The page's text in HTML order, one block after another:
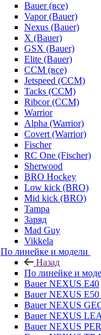
Bauer (все)
Vapor (Bauer)
Nexus (Bauer)
X (Bauer)
GSX (Bauer)
Elite (Bauer)
CCM (все)
Jetspeed (CCM)
Tacks (CCM)
Ribcor (CCM)
Warrior
Alpha (Warrior)
Covert (Warrior)
Fischer
RC One (Fischer)
Sherwood
BRO Hockey
Low kick (BRO)
Mid kick (BRO)
Tampa
Заряд
Mad Guy
Vikkela
По линейке и модели
Назад
По линейке и
Bauer NEXUS E40
Bauer NEXUS E50
Bauer NEXUS
Bauer NEXUS
Bauer NEXUS